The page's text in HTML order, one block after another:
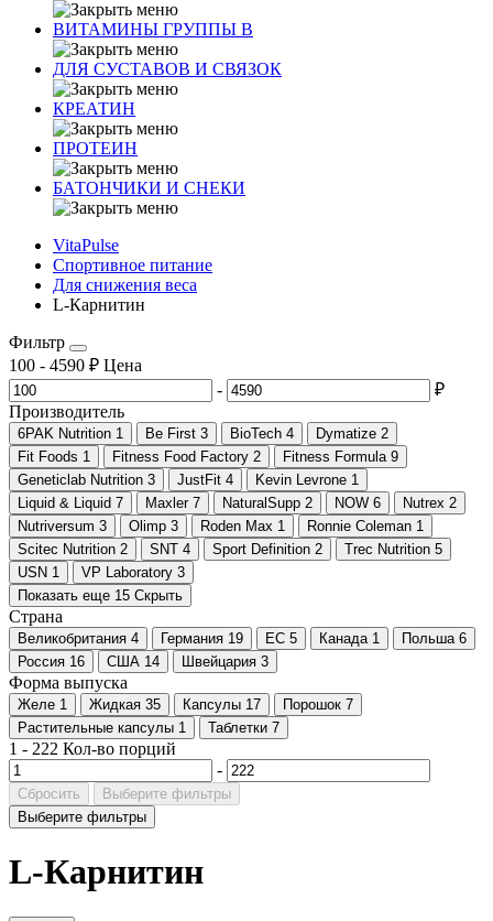
ВИТАМИНЫ ГРУППЫ В
ДЛЯ СУСТАВОВ И СВЯЗОК
КРЕАТИН
ПРОТЕИН
БАТОНЧИКИ И СНЕКИ
VitaPulse
Спортивное питание
Для снижения веса
L-Карнитин
Фильтр
100 - 4590 ₽ Цена
-
₽
Производитель
6PAK Nutrition 1 Be First 3 BioTech 4 Dymatize 2
Fit Foods 1 Fitness Food Factory 2 Fitness Formula 9
Geneticlab Nutrition 3 JustFit 4 Kevin Levrone 1
Liquid & Liquid 7 Maxler 7 NaturalSupp 2 NOW 6 Nutrex 2
Nutriversum 3 Olimp 3 Roden Max 1 Ronnie Coleman 1
Scitec Nutrition 2 SNT 4 Sport Definition 2 Trec Nutrition 5
USN 1 VP Laboratory 3
Показать еще 15 Скрыть
Страна
Великобритания 4 Германия 19 ЕС 5 Канада 1 Польша 6
Россия 16 США 14 Швейцария 3
Форма выпуска
Желе 1 Жидкая 35 Капсулы 17 Порошок 7
Растительные капсулы 1 Таблетки 7
1 - 222 Кол-во порций
-
Сбросить
Выберите фильтры
Выберите фильтры
L-Карнитин